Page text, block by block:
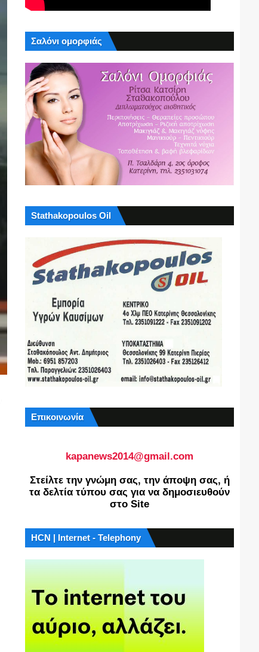
Σαλόνι ομορφιάς
Stathakopoulos Oil
Επικοινωνία
kapanews2014@gmail.com
Στείλτε την γνώμη σας, την άποψη σας, ή
τα δελτία τύπου σας για να δημοσιευθούν
στο Site
HCN | Internet - Telephony